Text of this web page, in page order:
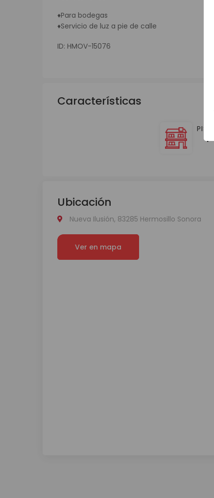
♦Para bodegas
♦Servicio de luz a pie de calle
ID: HMOV-15076
Características
PISOS
1
Ubicación
Nueva Ilusión, 83285 Hermosillo Sonora
Ver en mapa